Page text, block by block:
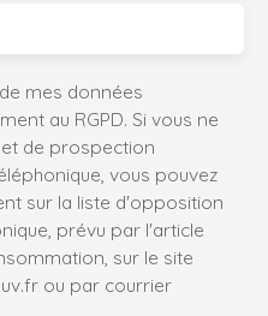
mes données
au RGPD. Si vous ne
de prospection
vous pouvez
sur la liste d'opposition
prévu par l'article
sur le site
ou par courrier